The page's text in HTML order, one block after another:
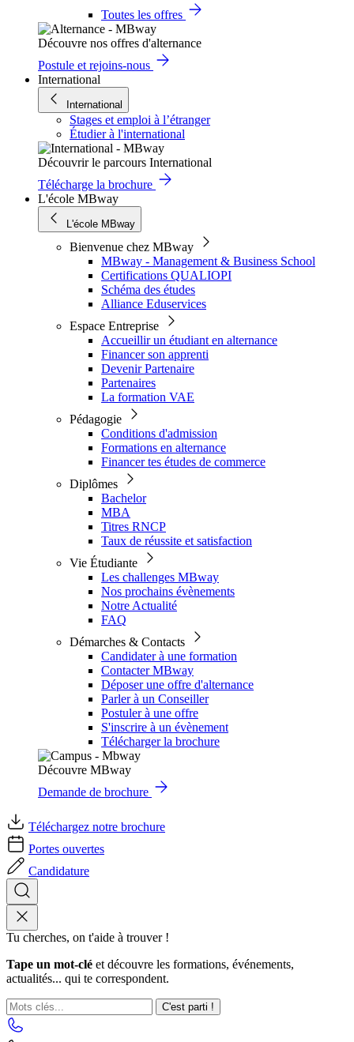
Toutes les offres
Découvre nos offres d'alternance
Postule et rejoins-nous
International
International
Stages et emploi à l’étranger
Étudier à l'international
Découvrir le parcours International
Télécharge la brochure
L'école MBway
L'école MBway
Bienvenue chez MBway
MBway - Management & Business School
Certifications QUALIOPI
Schéma des études
Alliance Eduservices
Espace Entreprise
Accueillir un étudiant en alternance
Financer son apprenti
Devenir Partenaire
Partenaires
La formation VAE
Pédagogie
Conditions d'admission
Formations en alternance
Financer tes études de commerce
Diplômes
Bachelor
MBA
Titres RNCP
Taux de réussite et satisfaction
Vie Étudiante
Les challenges MBway
Nos prochains évènements
Notre Actualité
FAQ
Démarches & Contacts
Candidater à une formation
Contacter MBway
Déposer une offre d'alternance
Parler à un Conseiller
Postuler à une offre
S'inscrire à un évènement
Télécharger la brochure
Découvre MBway
Demande de brochure
Téléchargez notre brochure
Portes ouvertes
Candidature
Tu cherches, on t'aide à trouver !
Tape un mot-clé et découvre les formations, événements,
actualités... qui te correspondent.
C'est parti !